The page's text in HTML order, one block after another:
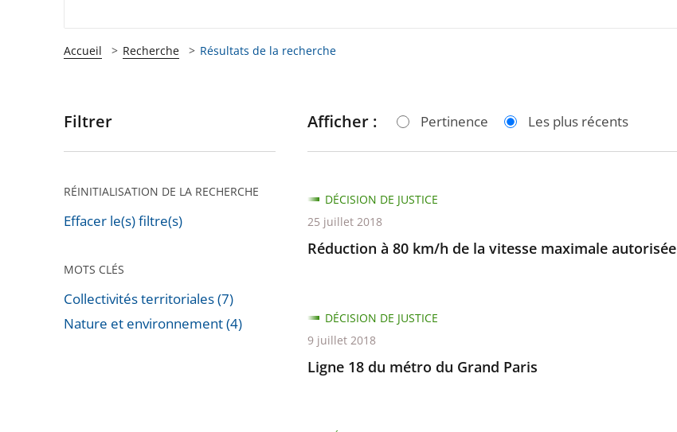
Accueil Recherche Résultats de la recherche
Passer
pour
après
Filtrer
RÉINITIALISATION DE LA RECHERCHE
Effacer le(s) filtre(s)
MOTS CLÉS
Collectivités territoriales (7)
Nature et environnement (4)
Afficher : Pertinence Les plus récents
Réduction à 80 km/h de la vitesse maximale autorisée
DÉCISION DE JUSTICE
25 juillet 2018
Ligne 18 du métro du Grand Paris
DÉCISION DE JUSTICE
9 juillet 2018